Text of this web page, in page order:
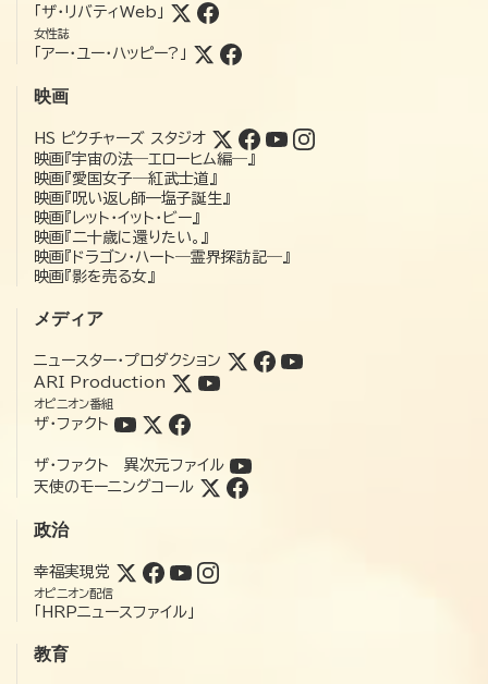
「ザ・リバティWeb」
女性誌
「アー・ユー・ハッピー?」
映画
HS ピクチャーズ スタジオ
映画『宇宙の法―エローヒム編―』
映画『愛国女子―紅武士道』
映画『呪い返し師—塩子誕生』
映画『レット・イット・ビー』
映画『二十歳に還りたい。』
映画『ドラゴン・ハート―霊界探訪記―』
映画『影を売る女』
メディア
ニュースター・プロダクション
ARI Production
オピニオン番組
ザ・ファクト
ザ・ファクト 異次元ファイル
天使のモーニングコール
政治
幸福実現党
オピニオン配信
「HRPニュースファイル」
教育